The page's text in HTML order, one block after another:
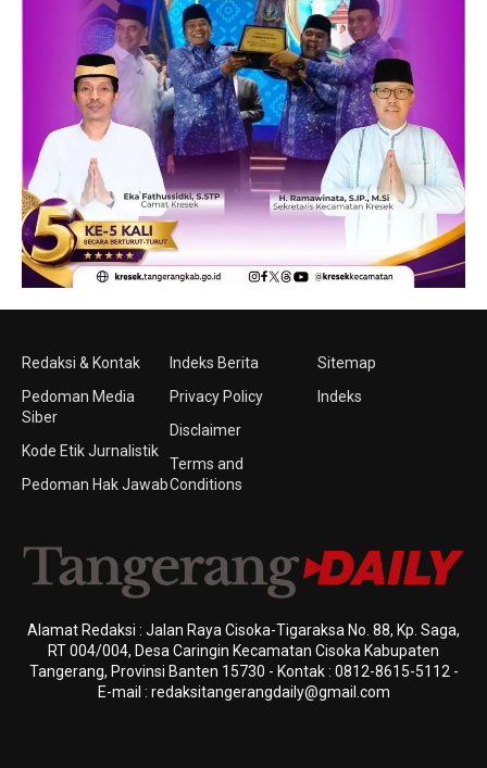
Redaksi & Kontak
Pedoman Media
Siber
Kode Etik Jurnalistik
Pedoman Hak Jawab
Indeks Berita
Privacy Policy
Disclaimer
Terms and
Conditions
Sitemap
Indeks
Alamat Redaksi : Jalan Raya Cisoka-Tigaraksa No. 88, Kp. Saga,
RT 004/004, Desa Caringin Kecamatan Cisoka Kabupaten
Tangerang, Provinsi Banten 15730 - Kontak : 0812-8615-5112 -
E-mail : redaksitangerangdaily@gmail.com